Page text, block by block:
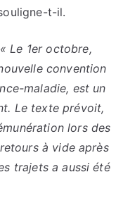
t-il.
« Le 1er octobre,
convention
maladie, est un
Le texte prévoit,
lors des
à vide après
trajets a aussi été